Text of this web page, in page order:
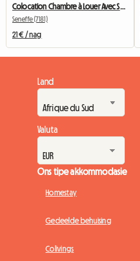
Seneffe (7181)
21 € / nag
Land
Valuta
Ons tipe akkommodasie
Homestay
Gedeelde behuising
Colivings